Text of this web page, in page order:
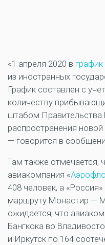
«1 апреля 2020 в
из иностранных
График составлен с
количеству
штабом
распространения
— говорится в
Там также отмечается,
авиакомпания «
408 человек, а
маршруту Монастир —
ожидается, что
Бангкока во
и Иркутск по 164